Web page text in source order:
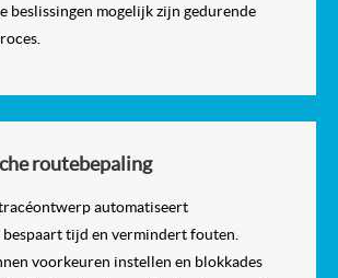
beslissingen mogelijk zijn gedurende
routebepaling
automatiseert
tijd en vermindert fouten.
voorkeuren instellen en blokkades